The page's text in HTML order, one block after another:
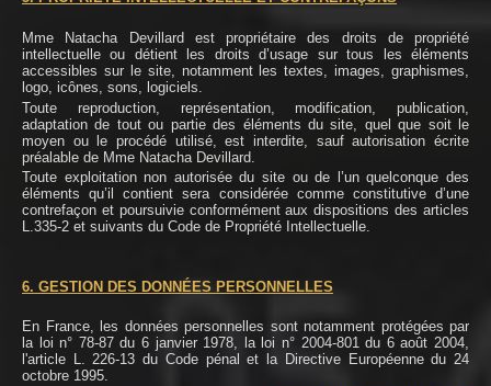
Mme Natacha Devillard est propriétaire des droits de propriété
intellectuelle ou détient les droits d’usage sur tous les éléments
accessibles sur le site, notamment les textes, images, graphismes,
logo, icônes, sons, logiciels.
Toute reproduction, représentation, modification, publication,
adaptation de tout ou partie des éléments du site, quel que soit le
moyen ou le procédé utilisé, est interdite, sauf autorisation écrite
préalable de Mme Natacha Devillard.
Toute exploitation non autorisée du site ou de l’un quelconque des
éléments qu’il contient sera considérée comme constitutive d’une
contrefaçon et poursuivie conformément aux dispositions des articles
L.335-2 et suivants du Code de Propriété Intellectuelle.
6. GESTION DES DONNÉES PERSONNELLES
En France, les données personnelles sont notamment protégées par
la loi n° 78-87 du 6 janvier 1978, la loi n° 2004-801 du 6 août 2004,
l'article L. 226-13 du Code pénal et la Directive Européenne du 24
octobre 1995.